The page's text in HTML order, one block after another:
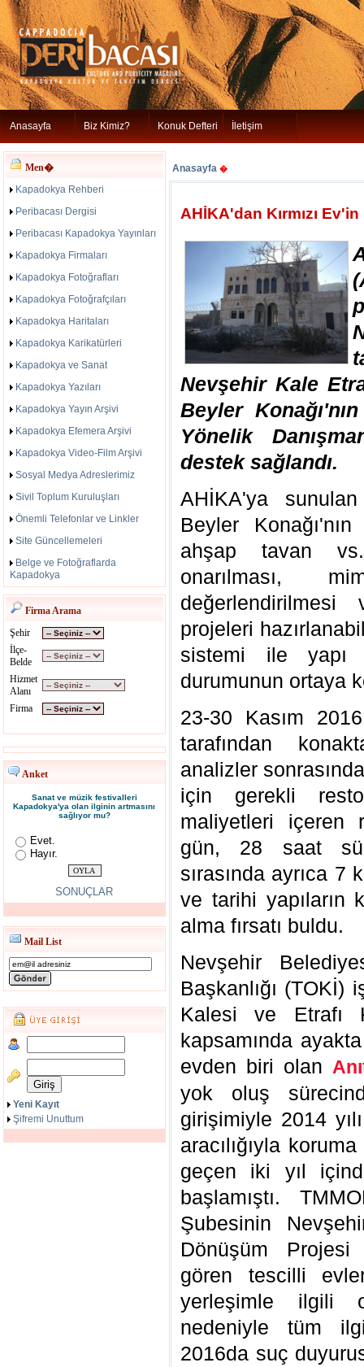
Anasayfa Biz Kimiz? Konuk Defteri İletişim
Men�
Kapadokya Rehberi
Peribacası Dergisi
Peribacası Kapadokya Yayınları
Kapadokya Firmaları
Kapadokya Fotoğrafları
Kapadokya Fotoğrafçıları
Kapadokya Haritaları
Kapadokya Karikatürleri
Kapadokya ve Sanat
Kapadokya Yazıları
Kapadokya Yayın Arşivi
Kapadokya Efemera Arşivi
Kapadokya Video-Film Arşivi
Sosyal Medya Adreslerimiz
Sivil Toplum Kuruluşları
Önemli Telefonlar ve Linkler
Site Güncellemeleri
Belge ve Fotoğraflarda
Kapadokya
Firma Arama
Şehir
İlçe-
Belde
Hizmet
Alanı
Firma
Anket
Sanat ve müzik festivalleri
Kapadokya'ya olan ilginin artmasını
sağlıyor mu?
Evet.
Hayır.
SONUÇLAR
Mail List
Yeni Kayıt
Şifremi Unuttum
Anasayfa �
AHİKA'dan Kırmızı
Nevşehir Kale
Beyler
Yönelik
destek sağlandı.
AHİKA'ya
Beyler
ahşap tavan vs.
onarılması,
değerlendirilmesi
projeleri
sistemi ile yapı
durumunun ortaya
23-30 Kasım
tarafından
analizler
için gerekli
maliyetleri içeren
gün, 28 saat
sırasında ayrıca 7
ve tarihi yapıların
alma fırsatı buldu.
Nevşehir
Başkanlığı (TOKİ)
Kalesi ve Etrafı
kapsamında
evden biri olan
yok oluş
girişimiyle 2014
aracılığıyla
geçen iki yıl
başlamıştı.
Şubesinin
Dönüşüm Projesi
gören tescilli
yerleşimle ilgili
nedeniyle tüm
2016da suç